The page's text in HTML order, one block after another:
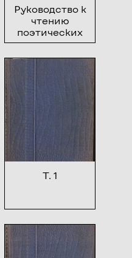
Руководство к
чтению
поэтических
сочинений
Т. 1